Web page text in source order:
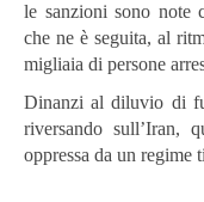
le sanzioni sono note
che ne è seguita, al
migliaia di persone
Dinanzi al diluvio di
riversando sull’Iran,
oppressa da un regime